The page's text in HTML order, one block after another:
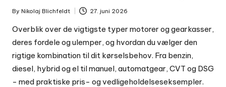
Posted
by
By Nikolaj Blichfeldt 27. juni 2026
Overblik over de vigtigste typer motorer og gearkasser,
deres fordele og ulemper, og hvordan du vælger den
rigtige kombination til dit kørselsbehov. Fra benzin,
diesel, hybrid og el til manuel, automatgear, CVT og DSG
- med praktiske pris- og vedligeholdelseseksempler.